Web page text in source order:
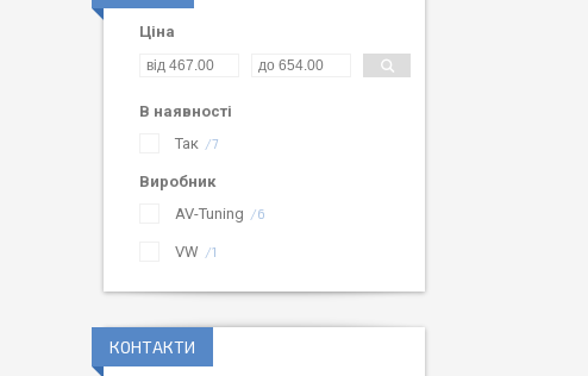
Ціна
В наявності
Так
7
Виробник
AV-Tuning
6
VW 1
КОНТАКТИ